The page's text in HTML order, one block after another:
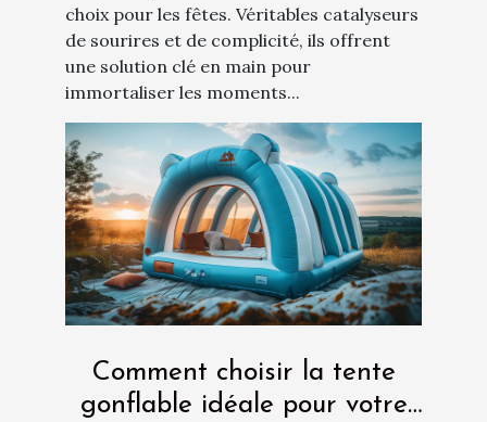
choix pour les fêtes. Véritables catalyseurs
de sourires et de complicité, ils offrent
une solution clé en main pour
immortaliser les moments...
Comment choisir la tente
gonflable idéale pour votre